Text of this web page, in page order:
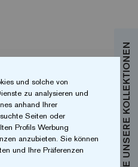
ARTIKEL
und solche von
zu analysieren und
anhand Ihrer
Seiten oder
Profils Werbung
anzubieten. Sie können
und Ihre Präferenzen